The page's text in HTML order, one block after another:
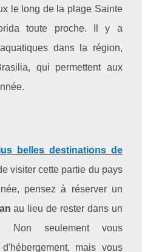
le long de la plage Sainte
toute proche. Il y a
dans la région,
qui permettent aux
belles destinations de
visiter cette partie du pays
pensez à réserver un
au lieu de rester dans un
Non seulement vous
mais vous